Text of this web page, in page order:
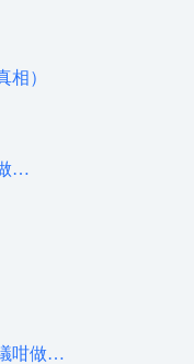
相）
…
咁做…